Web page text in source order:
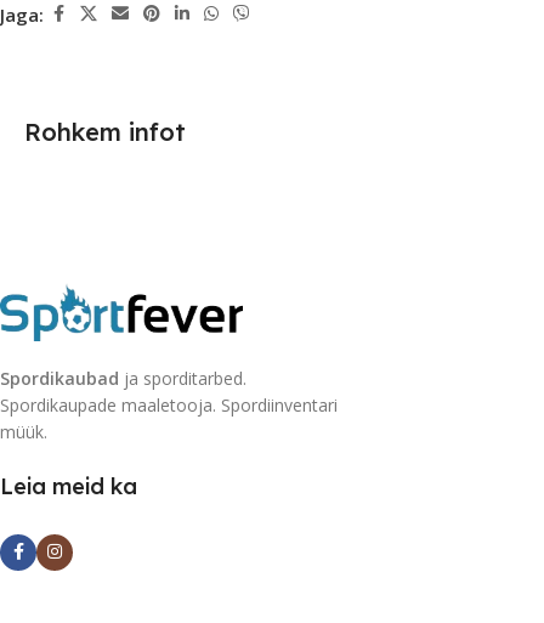
Jaga:
Rohkem infot
Spordikaubad ja sporditarbed.
Spordikaupade maaletooja. Spordiinventari
müük.
Leia meid ka